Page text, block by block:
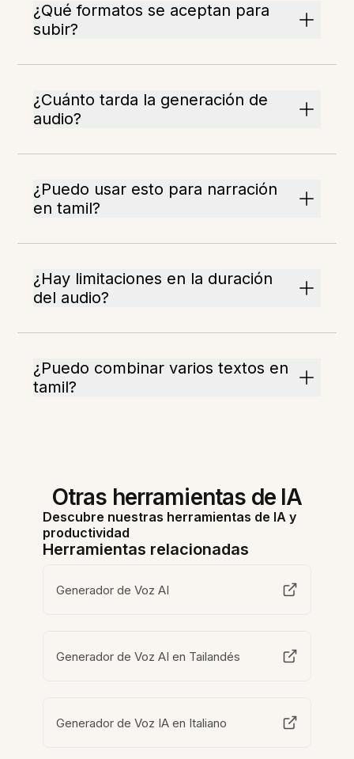
¿Qué formatos se aceptan para
subir?
¿Cuánto tarda la generación de
audio?
¿Puedo usar esto para narración
en tamil?
¿Hay limitaciones en la duración
del audio?
¿Puedo combinar varios textos en
tamil?
Otras herramientas de IA
Descubre nuestras herramientas de IA y
productividad
Herramientas relacionadas
Generador de Voz AI
Generador de Voz AI en Tailandés
Generador de Voz IA en Italiano